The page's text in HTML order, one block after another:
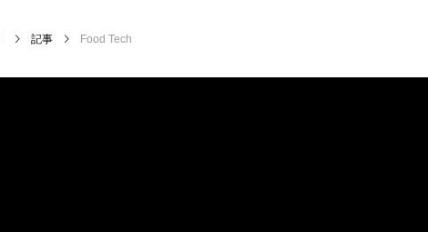
記事 Food Tech